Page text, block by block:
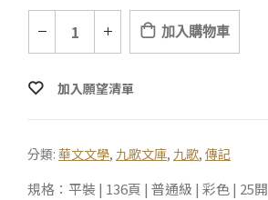
加入購物車
加入願望清單
分類: 華文文學, 九歌文庫, 九歌, 傳記
規格：平裝 | 136頁 | 普通級 | 彩色 | 25開